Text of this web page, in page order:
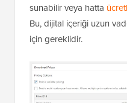
sunabilir veya hatta
Bu, dijital içeriği uzun
için gereklidir.